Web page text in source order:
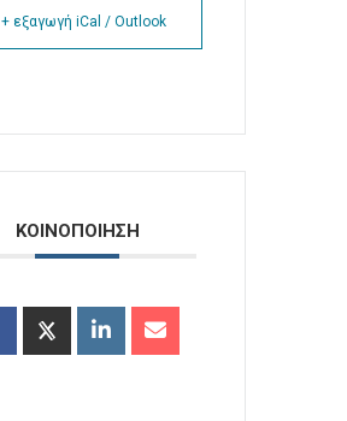
+ εξαγωγή iCal / Outlook
ΚΟΙΝΟΠΟΙΗΣΗ